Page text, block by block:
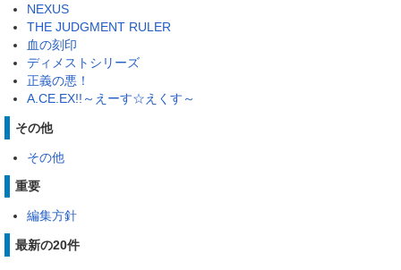
NEXUS
THE JUDGMENT RULER
血の刻印
ディメストシリーズ
正義の悪！
A.CE.EX!!～えーす☆えくす～
その他
その他
重要
編集方針
最新の20件